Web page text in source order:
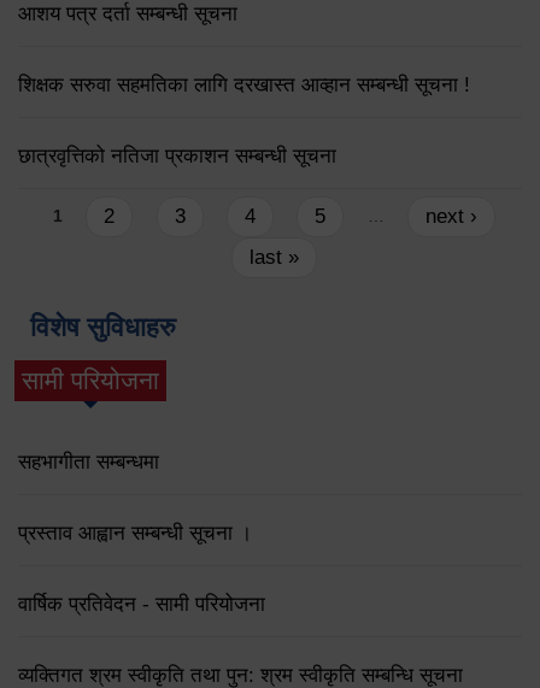
आशय पत्र दर्ता सम्बन्धी सूचना
शिक्षक सरुवा सहमतिका लागि दरखास्त आव्हान सम्बन्धी सूचना !
छात्रवृत्तिको नतिजा प्रकाशन सम्बन्धी सूचना
Pages
1 2 3 4 5 …
next ›
last »
विशेष सुविधाहरु
सामी परियोजना
(active tab)
सहभागीता सम्बन्धमा
प्रस्ताव आह्वान सम्बन्धी सूचना ।
वार्षिक प्रतिवेदन - सामी परियोजना
व्यक्तिगत श्रम स्वीकृति तथा पुन: श्रम स्वीकृति सम्बन्धि सूचना